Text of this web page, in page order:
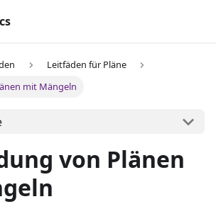
Leitfäden für Pläne
mit Mängeln
von Plänen